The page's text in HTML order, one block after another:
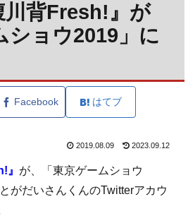
川背Fresh!』が
ショウ2019」に
Facebook はてブ
2019.08.09 2023.09.12
』 が、「東京ゲームショウ
がだいさんくんのTwitterアカウ